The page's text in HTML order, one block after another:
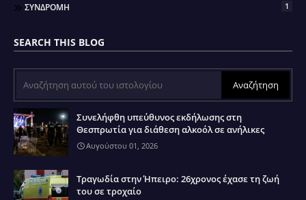
ΣΥΝΔΡΟΜΗ 1
SEARCH THIS BLOG
Συνελήφθη υπεύθυνος εκδήλωσης στη
Θεσπρωτία για διάθεση αλκοόλ σε ανήλικες
Αυγούστου 01, 2026
Τραγωδία στην Ήπειρο: 26χρονος έχασε τη ζωή
του σε τροχαίο